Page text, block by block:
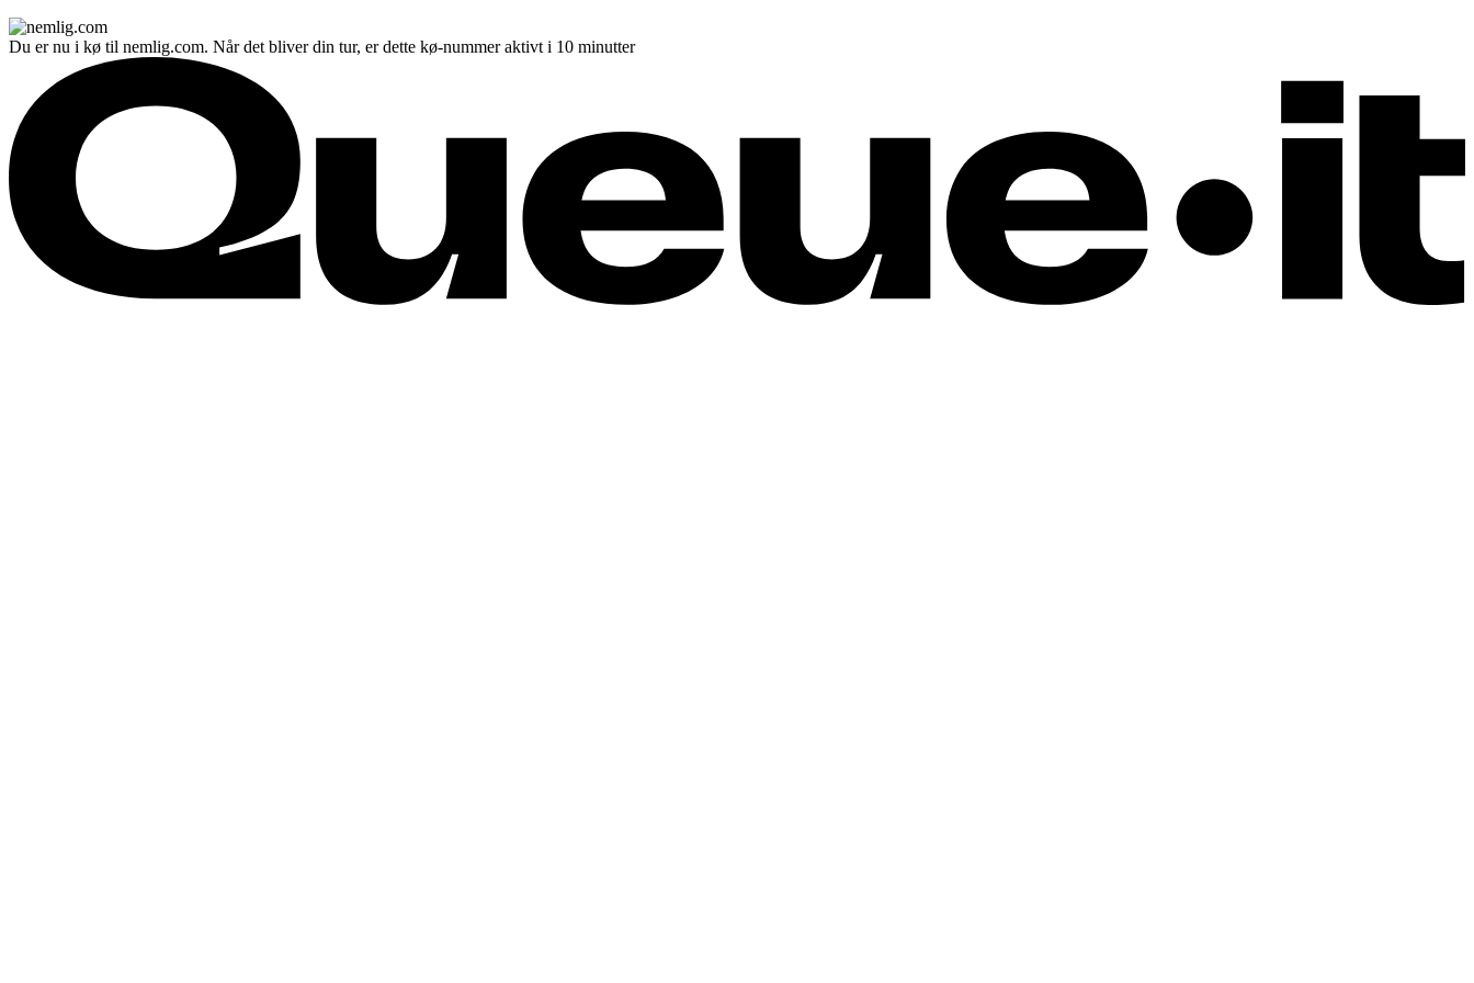
Du er nu i kø til nemlig.com. Når det bliver din tur, er dette kø-nummer aktivt i 10 minutter